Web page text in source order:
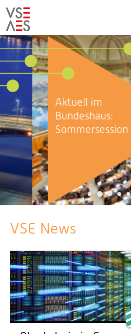
Skip
to
content
Aktuell im
Bundeshaus:
Sommersession 2026
1 2 3 4 5
VSE News